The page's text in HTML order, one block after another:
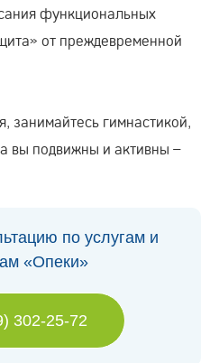
функциональных
от преждевременной
занимайтесь гимнастикой,
вы подвижны и активны –
по услугам и
«Опеки»
302-25-72